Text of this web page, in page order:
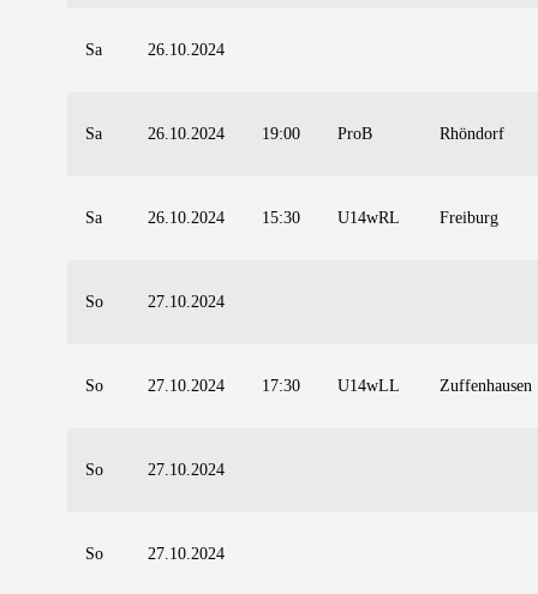
Sa 26.10.2024
Sa 26.10.2024 19:00 ProB Rhöndorf
Sa 26.10.2024 15:30 U14wRL Freiburg
So 27.10.2024
So 27.10.2024 17:30 U14wLL Zuffenhausen
So 27.10.2024
So 27.10.2024